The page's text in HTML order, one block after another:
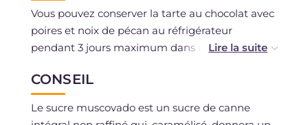
Vous pouvez conserver la tarte au chocolat avec
poires et noix de pécan au réfrigérateur
pendant 3 jours maximum dans un contenant
congélation est déconseillée.
CONSEIL
Le sucre muscovado est un sucre de canne